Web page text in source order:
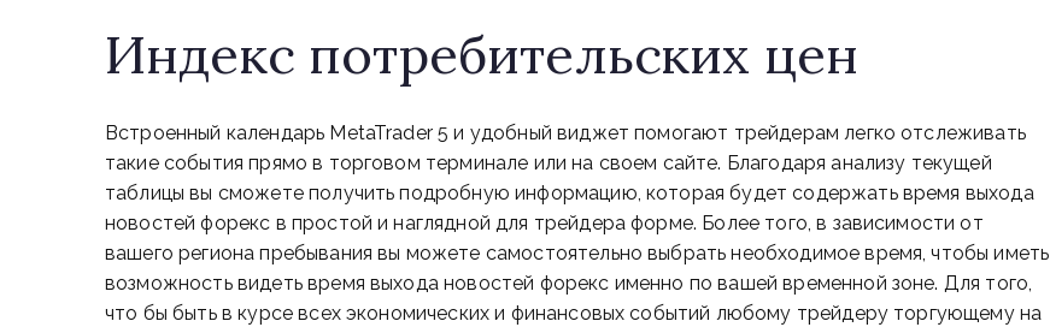
Индекс потребительских цен
Встроенный календарь MetaTrader 5 и удобный виджет помогают трейдерам легко отслеживать
такие события прямо в торговом терминале или на своем сайте. Благодаря анализу текущей
таблицы вы сможете получить подробную информацию, которая будет содержать время выхода
новостей форекс в простой и наглядной для трейдера форме. Более того, в зависимости от
вашего региона пребывания вы можете самостоятельно выбрать необходимое время, чтобы иметь
возможность видеть время выхода новостей форекс именно по вашей временной зоне. Для того,
что бы быть в курсе всех экономических и финансовых событий любому трейдеру торгующему на